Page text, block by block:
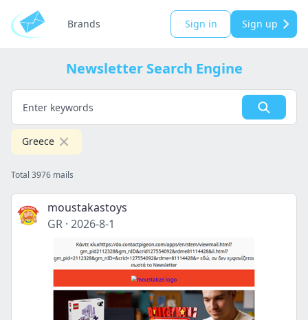
Brands Sign in Sign up
Newsletter Search Engine
Greece
Total 3976 mails
moustakastoys
GR · 2026-8-1